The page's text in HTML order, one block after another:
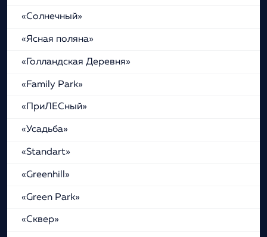
«Солнечный»
«Ясная поляна»
«Голландская Деревня»
«Family Park»
«ПриЛЕСный»
«Усадьба»
«Standart»
«Greenhill»
«Green Park»
«Сквер»